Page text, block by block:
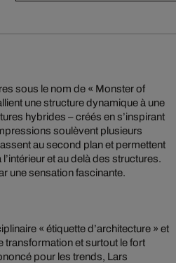
sous le nom de « Monster of
une structure dynamique à une
hybrides – créés en s’inspirant
soulèvent plusieurs
au second plan et permettent
et au delà des structures.
une sensation fascinante.
« étiquette d’architecture » et
transformation et surtout le fort
pour les trends, Lars